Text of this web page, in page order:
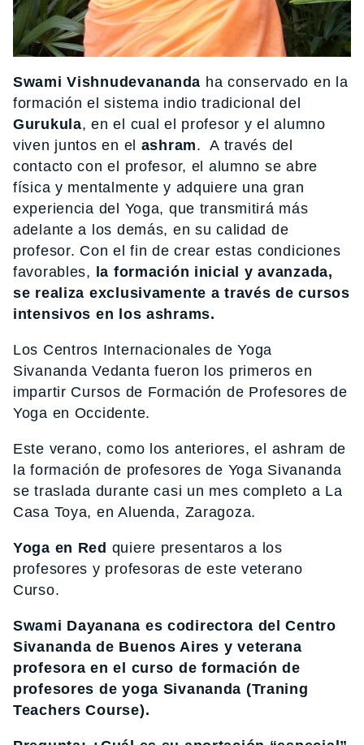
Swami Vishnudevananda ha conservado en la
formación el sistema indio tradicional del
Gurukula, en el cual el profesor y el alumno
viven juntos en el ashram. A través del
contacto con el profesor, el alumno se abre
física y mentalmente y adquiere una gran
experiencia del Yoga, que transmitirá más
adelante a los demás, en su calidad de
profesor. Con el fin de crear estas condiciones
favorables, la formación inicial y avanzada,
se realiza exclusivamente a través de cursos
intensivos en los ashrams.
Los Centros Internacionales de Yoga
Sivananda Vedanta fueron los primeros en
impartir Cursos de Formación de Profesores de
Yoga en Occidente.
Este verano, como los anteriores, el ashram de
la formación de profesores de Yoga Sivananda
se traslada durante casi un mes completo a La
Casa Toya, en Aluenda, Zaragoza.
Yoga en Red quiere presentaros a los
profesores y profesoras de este veterano
Curso.
Swami Dayanana es codirectora del Centro
Sivananda de Buenos Aires y veterana
profesora enel curso de formación de
profesores de yoga Sivananda (Traning
Teachers Course).